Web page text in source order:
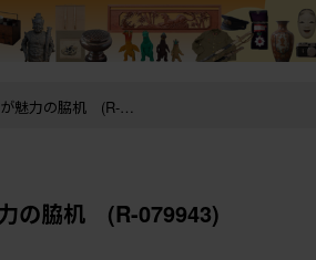
の脇机 (R-079943)